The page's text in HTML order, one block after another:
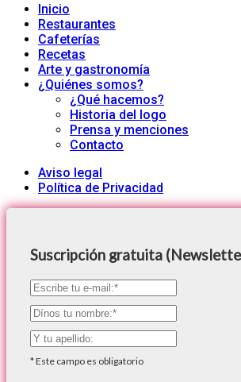
Inicio
Restaurantes
Cafeterías
Recetas
Arte y gastronomía
¿Quiénes somos?
¿Qué hacemos?
Historia del logo
Prensa y menciones
Contacto
Aviso legal
Política de Privacidad
Suscripción gratuita
*Este campo es obligatorio